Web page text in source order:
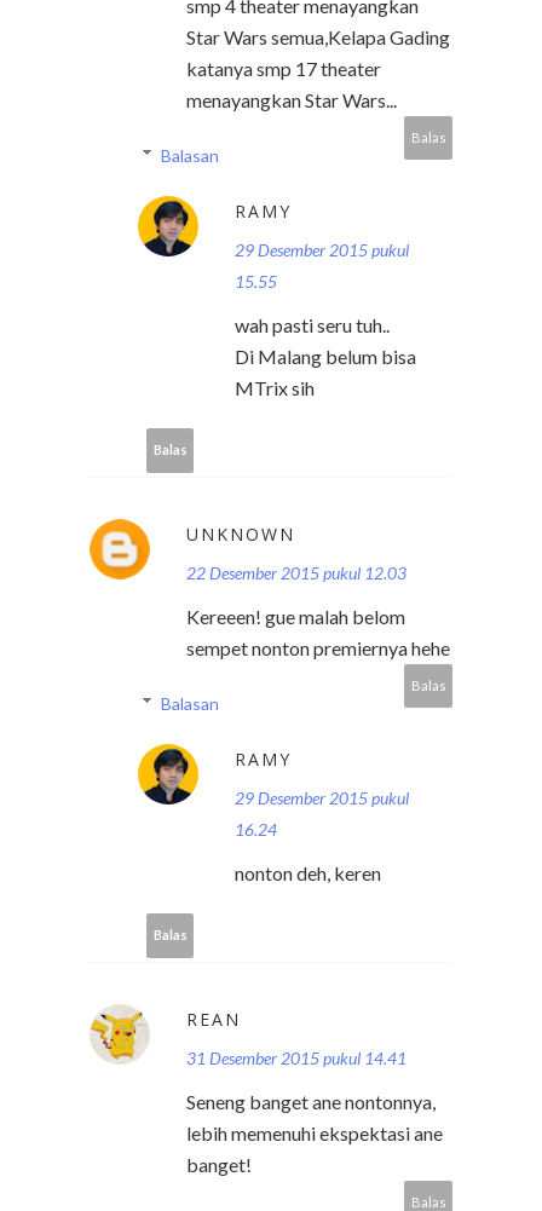
smp 4 theater menayangkan
Star Wars semua,Kelapa Gading
katanya smp 17 theater
menayangkan Star Wars...
Balas
Balasan
RAMY
29 Desember 2015 pukul
15.55
wah pasti seru tuh..
Di Malang belum bisa
MTrix sih
Balas
UNKNOWN
22 Desember 2015 pukul 12.03
Kereeen! gue malah belom
sempet nonton premiernya hehe
Balas
Balasan
RAMY
29 Desember 2015 pukul
16.24
nonton deh, keren
Balas
REAN
31 Desember 2015 pukul 14.41
Seneng banget ane nontonnya,
lebih memenuhi ekspektasi ane
banget!
Balas